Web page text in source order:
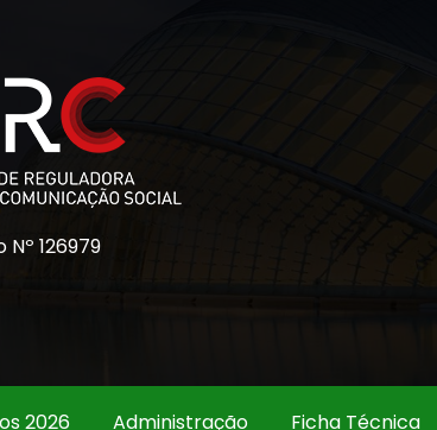
Nº 126979
2026 Administração Ficha Técnica